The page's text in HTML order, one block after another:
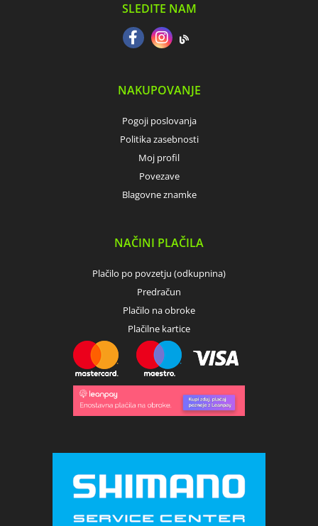
SLEDITE NAM
NAKUPOVANJE
Pogoji poslovanja
Politika zasebnosti
Moj profil
Povezave
Blagovne znamke
NAČINI PLAČILA
Plačilo po povzetju (odkupnina)
Predračun
Plačilo na obroke
Plačilne kartice